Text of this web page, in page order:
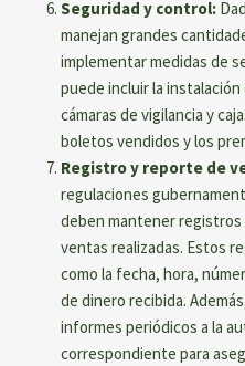
Seguridad y control:
manejan grandes
implementar medidas de
puede incluir la
cámaras de vigilancia y
boletos vendidos y los
Registro y reporte de
regulaciones
deben mantener
ventas realizadas. Estos
como la fecha, hora,
de dinero recibida.
informes periódicos a la
correspondiente para